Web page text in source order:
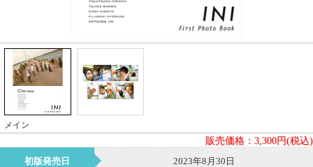
メイン
販売価格： 3,300円(税込)
初版発売日
2023年8月30日